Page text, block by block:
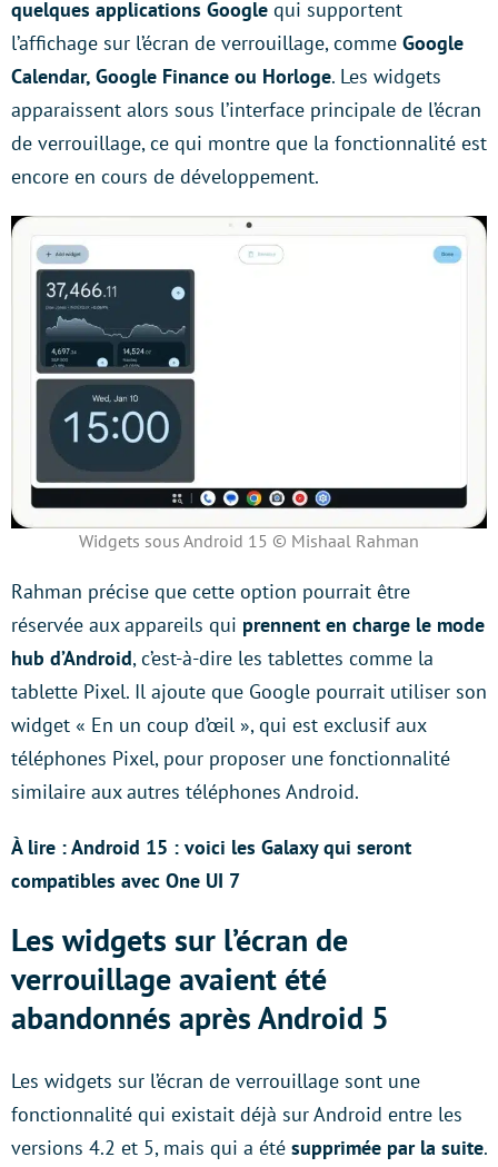
quelques applications Google qui supportent
l’affichage sur l’écran de verrouillage, comme Google
Calendar, Google Finance ou Horloge. Les widgets
apparaissent alors sous l’interface principale de l’écran
de verrouillage, ce qui montre que la fonctionnalité est
encore en cours de développement.
Widgets sous Android 15 © Mishaal Rahman
Rahman précise que cette option pourrait être
réservée aux appareils qui prennent en charge le mode
hub d’Android, c’est-à-dire les tablettes comme la
tablette Pixel. Il ajoute que Google pourrait utiliser son
widget « En un coup d’œil », qui est exclusif aux
téléphones Pixel, pour proposer une fonctionnalité
similaire aux autres téléphones Android.
À lire : Android 15 : voici les Galaxy qui seront
compatibles avec One UI 7
Les widgets sur l’écran de
verrouillage avaient été
abandonnés après Android 5
Les widgets sur l’écran de verrouillage sont une
fonctionnalité qui existait déjà sur Android entre les
versions 4.2 et 5, mais qui a été supprimée par la suite.